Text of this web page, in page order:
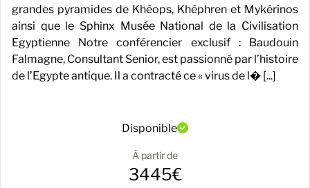
grandes pyramides de Khéops, Khéphren et Mykérinos
ainsi que le Sphinx Musée National de la Civilisation
Egyptienne Notre conférencier exclusif : Baudouin
Falmagne, Consultant Senior, est passionné par l’histoire
de l’Egypte antique. Il a contracté ce « virus de l� [...]
Disponible
À partir de
3445€